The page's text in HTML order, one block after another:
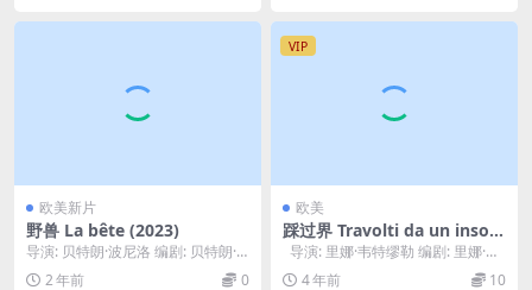
欧美新片
野兽 La bête (2023)
导演: 贝特朗·波尼洛 编剧: 贝特朗·
波尼洛 / 纪尧姆·布罗 / 本杰明·查...
2 年前 0
VIP
欧美
踩过界 Travolti da un insolit
o destino nell’azzurro mare
d’agosto (1974)
导演: 里娜·韦特缪勒 编剧: 里娜·韦
特缪勒 主演: 吉安卡罗·...
4 年前 10